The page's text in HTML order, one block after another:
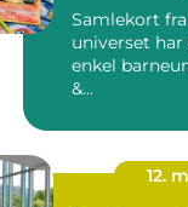
Samlekort
universet
enkel
&...
12.